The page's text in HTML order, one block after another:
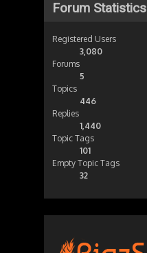
Forum Statistics
Registered Users
3,080
Forums
5
Topics
446
Replies
1,440
Topic Tags
101
Empty Topic Tags
32